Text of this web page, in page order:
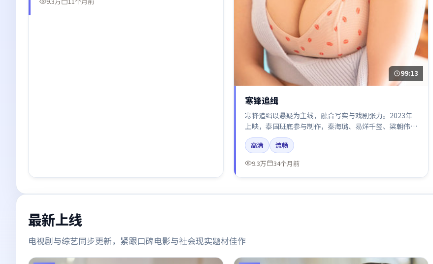
99:13
寒锋追缉
寒锋追缉以悬疑为主线，融合写实与戏剧张力。2023年
上映，泰国班底参与制作，秦海璐、易烊千玺、梁朝伟在
片中呈现细腻表演，影像风格统一，配乐与剪辑强化了情
绪曲线。
高清
流畅
9.3万
34个月前
最新上线
电视剧与综艺同步更新，紧跟口碑电影与社会现实题材佳作